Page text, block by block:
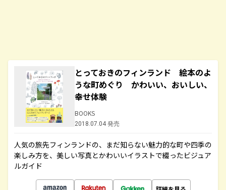
とっておきのフィンランド 絵本のよ
うな町めぐり かわいい、おいしい、
幸せ体験
BOOKS
2018.07.04 発売
人気の旅先フィンランドの、まだ知らない魅力的な町や四季の
楽しみ方を、美しい写真とかわいいイラストで綴ったビジュア
ルガイド